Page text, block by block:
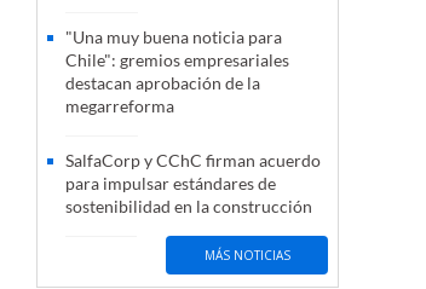
"Una muy buena noticia para
Chile": gremios empresariales
destacan aprobación de la
megarreforma
SalfaCorp y CChC firman acuerdo
para impulsar estándares de
sostenibilidad en la construcción
MÁS NOTICIAS